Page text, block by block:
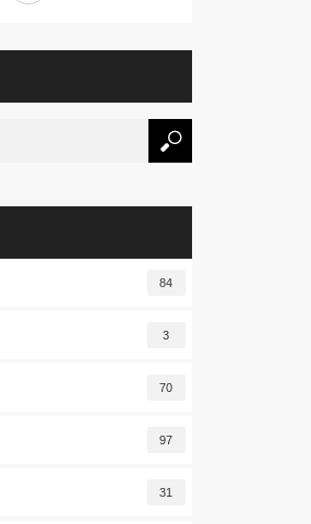
84
3
70
97
31